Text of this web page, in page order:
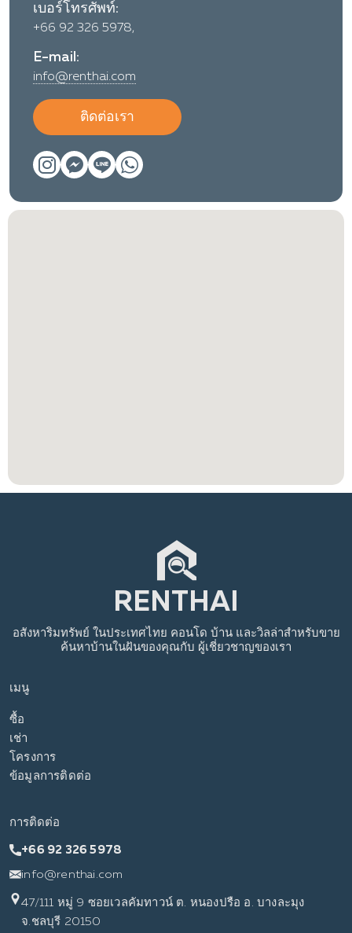
เบอร์โทรศัพท์:
+66 92 326 5978,
E-mail:
info@renthai.com
ติดต่อเรา
เมนู
ซื้อ
เช่า
โครงการ
ข้อมูลการติดต่อ
อสังหาริมทรัพย์ ในประเทศไทย คอนโด บ้าน และวิลล่าสำหรับขาย
ค้นหาบ้านในฝันของคุณกับ ผู้เชี่ยวชาญของเรา
การติดต่อ
+66 92 326 5978
info@renthai.com
47/111 หมู่ 9 ซอยเวลคัมทาวน์ ต. หนองปรือ อ. บางละมุง
จ.ชลบุรี 20150